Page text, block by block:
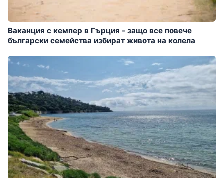
Ваканция с кемпер в Гърция - защо все повече
български семейства избират живота на колела